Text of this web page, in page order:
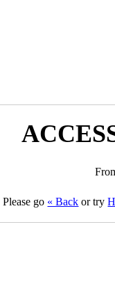
Please go « Back or try